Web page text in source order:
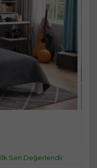
İlk Sen Değerlendir